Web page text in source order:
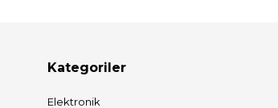
Kategoriler
Elektronik